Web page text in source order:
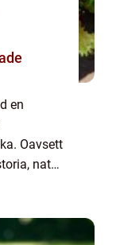
en
Oavsett
natur